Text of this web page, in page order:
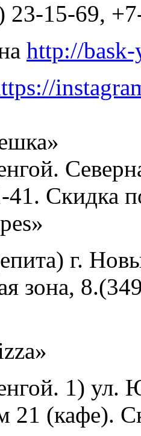
23-15-69,
http://
Скидка
г.
зона,
1) ул.
21 (кафе).